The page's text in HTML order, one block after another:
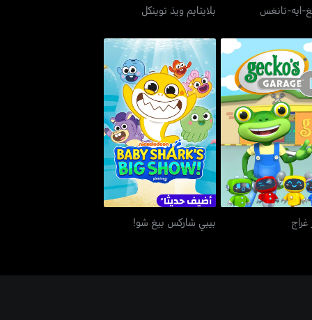
ايه-تانغس بلايتايم ويذ توينكل
غيكوز غراج
غراج
بيبي شاركس بيغ شو!
بيبي شاركس بيغ شو!